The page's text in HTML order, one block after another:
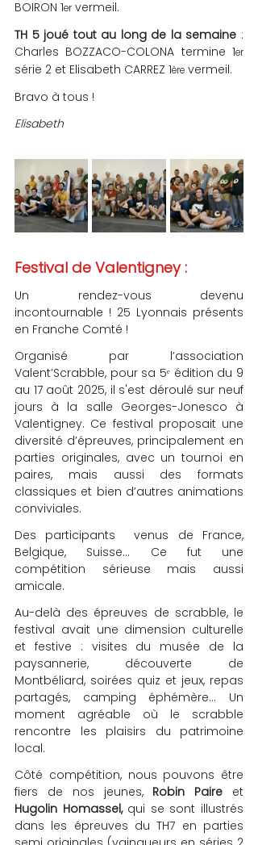
BOIRON 1er vermeil.
TH 5 joué tout au long de la semaine :
Charles BOZZACO-COLONA termine 1er
série 2 et Elisabeth CARREZ 1ère vermeil.
Bravo à tous !
Elisabeth
Festival de Valentigney :
Un rendez-vous devenu
incontournable ! 25 Lyonnais présents
en Franche Comté !
Organisé par l’association
Valent’Scrabble, pour sa 5ᵉ édition du 9
au 17 août 2025, il s'est déroulé sur neuf
jours à la salle Georges-Jonesco à
Valentigney. Ce festival proposait une
diversité d’épreuves, principalement en
parties originales, avec un tournoi en
paires, mais aussi des formats
classiques et bien d’autres animations
conviviales.
Des participants  venus de France,
Belgique, Suisse… Ce fut une
compétition sérieuse mais aussi
amicale.
Au-delà des épreuves de scrabble, le
festival avait une dimension culturelle
et festive : visites du musée de la
paysannerie, découverte de
Montbéliard, soirées quiz et jeux, repas
partagés, camping éphémère… Un
moment agréable où le scrabble
rencontre les plaisirs du patrimoine
local.
Côté compétition, nous pouvons être
fiers de nos jeunes, Robin Paire
Hugolin Homassel, qui se sont illustrés
dans les épreuves du TH7 en parties